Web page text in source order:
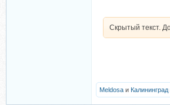
Скрытый текст.
Meldosa и Калининград